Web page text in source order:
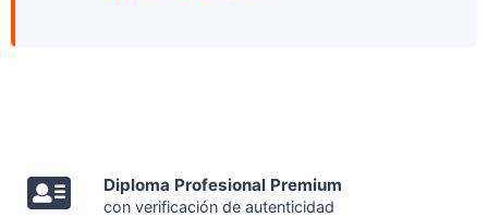
Diploma Profesional Premium
con verificación de autenticidad